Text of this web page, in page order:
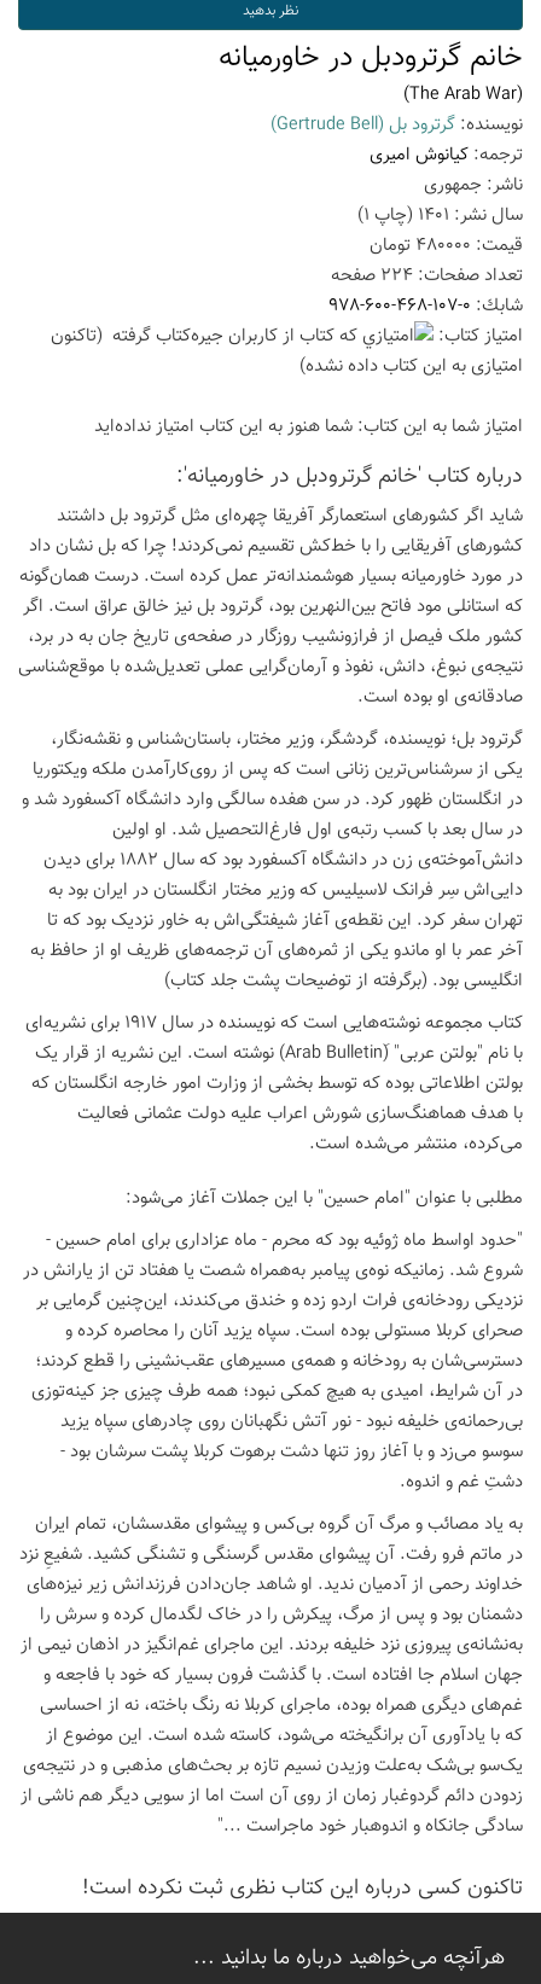
خانم گرترودبل در خاورمیانه
(The Arab War)
نویسنده: گرترود بل (Gertrude Bell)
ترجمه: کیانوش امیری
ناشر: جمهوری
سال نشر: 1401 (چاپ 1
)
قیمت: 480000 تومان
تعداد صفحات: 224 صفحه
شابك: 978-600-468-107-0
امتیاز كتاب:
(تاكنون
امتیازی به این كتاب داده نشده)
امتیاز شما به این كتاب: شما هنوز به این كتاب امتیاز نداده‌اید
درباره كتاب 'خانم گرترودبل در خاورمیانه':
شاید اگر کشورهای استعمارگر آفریقا چهره‌ای مثل گرترود بل داشتند
کشورهای آفریقایی را با خط‌کش تقسیم نمی‌کردند! چرا که بل نشان داد
در مورد خاورمیانه بسیار هوشمندانه‌تر عمل کرده است. درست همان‌گونه
که استانلی مود فاتح بین‌النهرین بود، گرترود بل نیز خالق عراق است. اگر
کشور ملک فیصل از فرازونشیب روزگار در صفحه‌ی تاریخ جان به در برد،
نتیجه‌ی نبوغ، دانش، نفوذ و آرمان‌گرایی عملی تعدیل‌شده با موقع‌شناسی
صادقانه‌ی او بوده است.
گرترود بل؛ نویسنده، گردشگر، وزیر مختار، باستان‌شناس و نقشه‌نگار،
یکی از سرشناس‌ترین زنانی است که پس از روی‌کارآمدن ملکه ویکتوریا
در انگلستان ظهور کرد. در سن هفده سالگی وارد دانشگاه آکسفورد شد و
در سال بعد با کسب رتبه‌ی اول فارغ‌التحصیل شد. او اولین
دانش‌آموخته‌ی زن در دانشگاه آکسفورد بود که سال 1882 برای دیدن
دایی‌اش سِر فرانک لاسیلیس که وزیر مختار انگلستان در ایران بود به
تهران سفر کرد. این نقطه‌ی آغاز شیفتگی‌اش به خاور نزدیک بود که تا
آخر عمر با او ماندو یکی از ثمره‌های آن ترجمه‌های ظریف او از حافظ به
انگلیسی بود. (برگرفته از توضیحات پشت جلد کتاب)
کتاب مجموعه نوشته‌هایی است که نویسنده در سال 1917 برای نشریه‌ای
با نام "بولتن عربی" (َArab Bulletin) نوشته است. این نشریه از قرار یک
بولتن اطلاعاتی بوده که توسط بخشی از وزارت امور خارجه انگلستان که
با هدف هماهنگ‌سازی شورش اعراب علیه دولت عثمانی فعالیت
می‌کرده، منتشر می‌شده است.
مطلبی با عنوان "امام حسین" با این جملات آغاز می‌شود:
"حدود اواسط ماه ژوئیه بود که محرم - ماه عزاداری برای امام حسین -
شروع شد. زمانیکه نوه‌ی پیامبر به‌همراه شصت یا هفتاد تن از یارانش در
نزدیکی رودخانه‌ی فرات اردو زده و خندق می‌کندند، این‌چنین گرمایی بر
صحرای کربلا مستولی بوده است. سپاه یزید آنان را محاصره کرده و
دسترسی‌شان به رودخانه و همه‌ی مسیرهای عقب‌نشینی را قطع کردند؛
در آن شرایط، امیدی به هیچ کمکی نبود؛ همه طرف چیزی جز کینه‌توزی
بی‌رحمانه‌ی خلیفه نبود - نور آتش نگهبانان روی چادرهای سپاه یزید
سوسو می‌زد و با آغاز روز تنها دشت برهوت کربلا پشت سرشان بود -
دشتِ غم و اندوه.
به یاد مصائب و مرگ آن گروه بی‌کس و پیشوای مقدسشان، تمام ایران
در ماتم فرو رفت. آن پیشوای مقدس گرسنگی و تشنگی کشید. شفیعِ نزد
خداوند رحمی از آدمیان ندید. او شاهد جان‌دادن فرزندانش زیر نیزه‌های
دشمنان بود و پس از مرگ، پیکرش را در خاک لگدمال کرده و سرش را
به‌نشانه‌ی پیروزی نزد خلیفه بردند. این ماجرای غم‌انگیز در اذهان نیمی از
جهان اسلام جا افتاده است. با گذشت فرون بسیار که خود با فاجعه و
غم‌های دیگری همراه بوده، ماجرای کربلا نه رنگ باخته، نه از احساسی
که با یادآوری آن برانگیخته می‌شود، کاسته شده است. این موضوع از
یک‌سو بی‌شک به‌علت وزیدن نسیم تازه بر بحث‌های مذهبی و در نتیجه‌ی
زدودن دائم گردوغبار زمان از روی آن است اما از سویی دیگر هم ناشی از
سادگی جانکاه و اندوهبار خود ماجراست ..."
تاكنون كسی درباره این كتاب نظری ثبت نكرده است!
هرآنچه می‌خواهید درباره ما بدانید ...